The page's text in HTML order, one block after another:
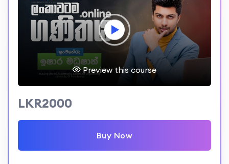
Preview this course
LKR2000
Buy Now